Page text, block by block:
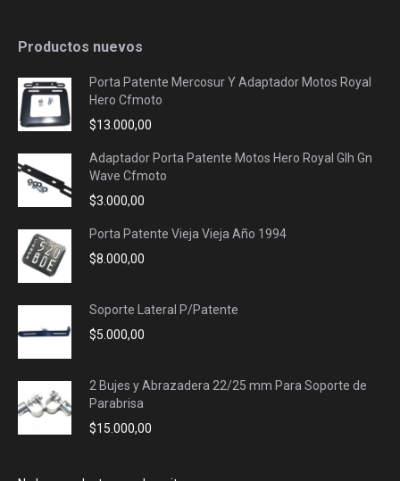
Productos nuevos
Porta Patente Mercosur Y Adaptador Motos Royal
Hero Cfmoto
$13.000,00
Adaptador Porta Patente Motos Hero Royal Glh Gn
Wave Cfmoto
$3.000,00
Porta Patente Vieja Vieja Año 1994
$8.000,00
Soporte Lateral P/Patente
$5.000,00
2 Bujes y Abrazadera 22/25 mm Para Soporte de
Parabrisa
$15.000,00